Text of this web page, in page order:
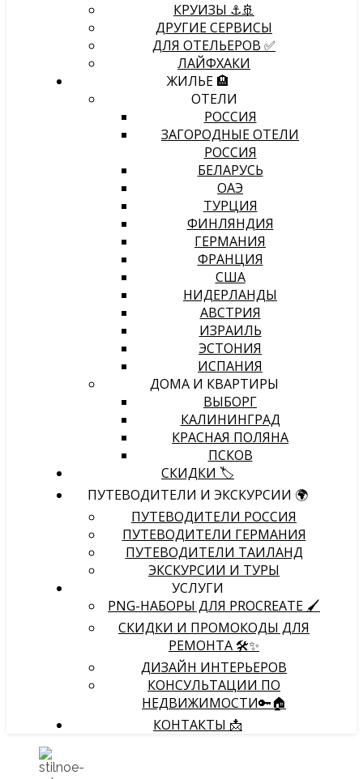
КРУИЗЫ ⚓🚢
ДРУГИЕ СЕРВИСЫ
ДЛЯ ОТЕЛЬЕРОВ ✅
ЛАЙФХАКИ
ЖИЛЬЕ 🏨
ОТЕЛИ
РОССИЯ
ЗАГОРОДНЫЕ ОТЕЛИ
РОССИЯ
БЕЛАРУСЬ
ОАЭ
ТУРЦИЯ
ФИНЛЯНДИЯ
ГЕРМАНИЯ
ФРАНЦИЯ
США
НИДЕРЛАНДЫ
АВСТРИЯ
ИЗРАИЛЬ
ЭСТОНИЯ
ИСПАНИЯ
ДОМА И КВАРТИРЫ
ВЫБОРГ
КАЛИНИНГРАД
КРАСНАЯ ПОЛЯНА
ПСКОВ
СКИДКИ 🏷️
ПУТЕВОДИТЕЛИ И ЭКСКУРСИИ 🌍
ПУТЕВОДИТЕЛИ РОССИЯ
ПУТЕВОДИТЕЛИ ГЕРМАНИЯ
ПУТЕВОДИТЕЛИ ТАИЛАНД
ЭКСКУРСИИ И ТУРЫ
УСЛУГИ
PNG-НАБОРЫ ДЛЯ PROCREATE 🖌
СКИДКИ И ПРОМОКОДЫ ДЛЯ
РЕМОНТА 🛠️✨
ДИЗАЙН ИНТЕРЬЕРОВ
КОНСУЛЬТАЦИИ ПО
НЕДВИЖИМОСТИ🔑🏠
КОНТАКТЫ 📩